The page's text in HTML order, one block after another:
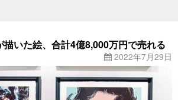
描いた絵、合計4億8,000万円で売れる
2022年7月29日